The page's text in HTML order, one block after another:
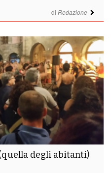
di Redazione
degli abitanti)